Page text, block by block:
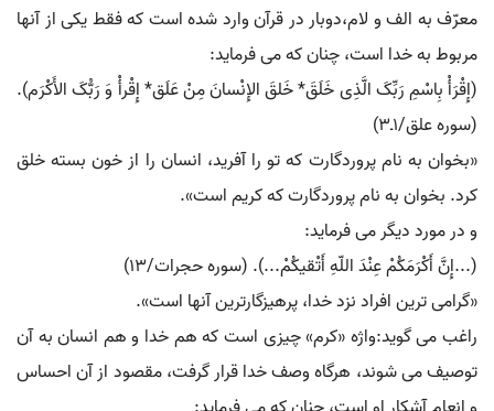
معرّف به الف و لام،دوبار در قرآن وارد شده است که فقط یکی از آنها
مربوط به خدا است، چنان که می فرماید:
(إِقْرَأْ بِاسْمِ رَبِّکَ الَّذِی خَلَقَ* خَلقَ الإِنْسانَ مِنْ عَلَق* إِقْرأْ وَ رَبُّکَ الأَکْرَم).
(سوره علق/1ـ3)
«بخوان به نام پروردگارت که تو را آفرید، انسان را از خون بسته خلق
کرد. بخوان به نام پروردگارت که کریم است».
و در مورد دیگر می فرماید:
(...إِنَّ أَکْرَمَکُمْ عِنْدَ اللّهِ أَتْقیکُمْ...). (سوره حجرات/13)
«گرامی ترین افراد نزد خدا، پرهیزگارترین آنها است».
راغب می گوید:واژه «کرم» چیزی است که هم خدا و هم انسان به آن
توصیف می شوند، هرگاه وصف خدا قرار گرفت، مقصود از آن احساس